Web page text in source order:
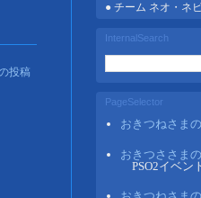
投稿
● チーム ネオ・ネ
InternalSearch
PageSelector
おきつねさま
おきつささま
PSO2イベン